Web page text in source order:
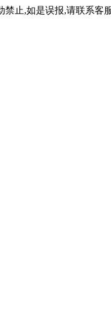
禁止,如是误报,请联系客